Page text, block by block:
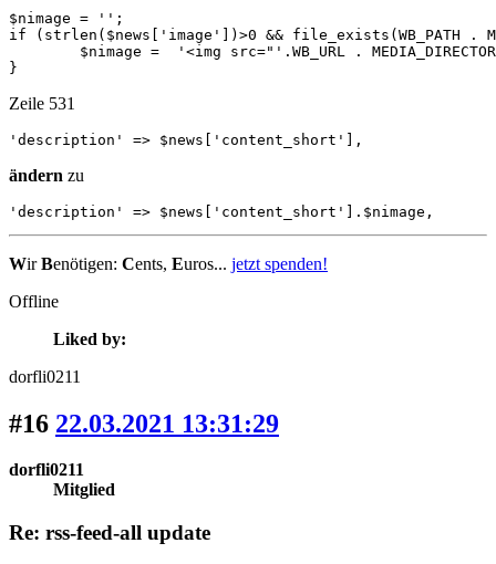
$nimage = '';
if (strlen($news['image'])>0 && file_exists(WB_PATH .
}
Zeile 531
'description' => $news['content_short'],
ändern zu
'description' => $news['content_short'].$nimage,
WirBenötigen: Cents, Euros... jetzt spenden!
Offline
Liked by:
dorfli0211
#16 22.03.2021 13:31:29
dorfli0211
Mitglied
Re: rss-feed-all update